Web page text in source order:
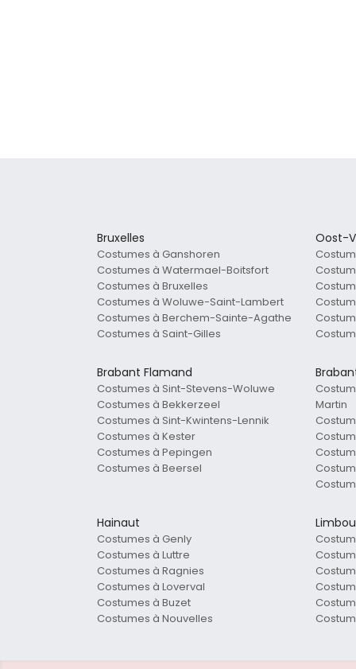
Bruxelles
Costumes à Ganshoren
Costumes à Watermael-Boitsfort
Costumes à Bruxelles
Costumes à Woluwe-Saint-Lambert
Costumes à Berchem-Sainte-Agathe
Costumes à Saint-Gilles
Oost-
Brabant Flamand
Costumes à Sint-Stevens-Woluwe
Costumes à Bekkerzeel
Costumes à Sint-Kwintens-Lennik
Costumes à Kester
Costumes à Pepingen
Costumes à Beersel
Martin
Hainaut
Costumes à Genly
Costumes à Luttre
Costumes à Ragnies
Costumes à Loverval
Costumes à Buzet
Costumes à Nouvelles